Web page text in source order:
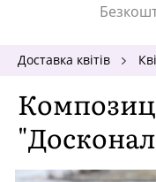
Доставка квітів